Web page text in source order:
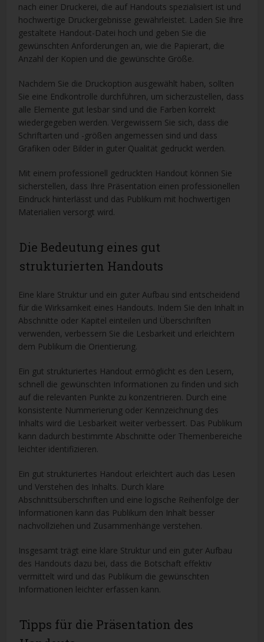
nach einer Druckerei, die auf Handouts spezialisiert ist und
hochwertige Druckergebnisse gewährleistet. Laden Sie Ihre
gestaltete Handout-Datei hoch und geben Sie die
gewünschten Anforderungen an, wie die Papierart, die
Anzahl der Kopien und die gewünschte Größe.
Nachdem Sie die Druckoption ausgewählt haben, sollten
Sie eine Endkontrolle durchführen, um sicherzustellen, dass
alle Elemente gut lesbar sind und die Farben korrekt
wiedergegeben werden. Vergewissern Sie sich, dass die
Schriftarten und -größen angemessen sind und dass
Grafiken oder Bilder in guter Qualität gedruckt werden.
Mit einem professionell gedruckten Handout können Sie
sicherstellen, dass Ihre Präsentation einen professionellen
Eindruck hinterlässt und das Publikum mit hochwertigen
Materialien versorgt wird.
Die Bedeutung eines gut
strukturierten Handouts
Eine klare Struktur und ein guter Aufbau sind entscheidend
für die Wirksamkeit eines Handouts. Indem Sie den Inhalt in
Abschnitte oder Kapitel einteilen und Überschriften
verwenden, verbessern Sie die Lesbarkeit und erleichtern
dem Publikum die Orientierung.
Ein gut strukturiertes Handout ermöglicht es den Lesern,
schnell die gewünschten Informationen zu finden und sich
auf die relevanten Punkte zu konzentrieren. Durch eine
konsistente Nummerierung oder Kennzeichnung des
Inhalts wird die Lesbarkeit weiter verbessert. Das Publikum
kann dadurch bestimmte Abschnitte oder Themenbereiche
leichter identifizieren.
Ein gut strukturiertes Handout erleichtert auch das Lesen
und Verstehen des Inhalts. Durch klare
Abschnittsüberschriften und eine logische Reihenfolge der
Informationen kann das Publikum den Inhalt besser
nachvollziehen und Zusammenhänge verstehen.
Insgesamt trägt eine klare Struktur und ein guter Aufbau
des Handouts dazu bei, dass die Botschaft effektiv
vermittelt wird und das Publikum die gewünschten
Informationen leichter erfassen kann.
Tipps für die Präsentation des